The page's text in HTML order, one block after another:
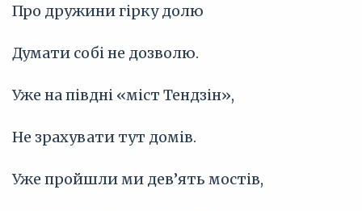
Про дружини гірку долю
Думати собі не дозволю.
Уже на півдні «міст Тендзін»,
Не зрахувати тут домів.
Уже пройшли ми дев’ять мостів,